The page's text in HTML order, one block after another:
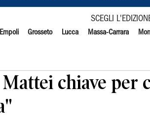
SCEGLI
Empoli Grosseto Lucca Massa-Carrara
chiave per